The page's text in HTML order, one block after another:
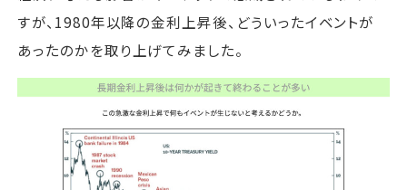
すが、1980年以降の金利上昇後、どういったイベントが
あったのかを取り上げてみました。